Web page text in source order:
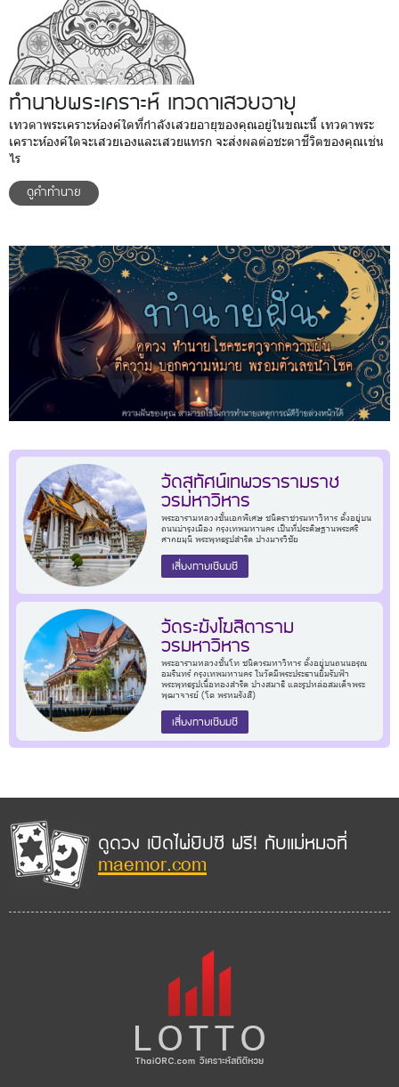
ทำนายพระเคราะห์ เทวดาเสวยอายุ
เทวดาพระเคราะห์องค์ใดที่กำลังเสวยอายุของคุณอยู่ในขณะนี้ เทวดาพระ
เคราะห์องค์ใดจะเสวยเองและเสวยแทรก จะส่งผลต่อชะตาชีวิตของคุณเช่น
ไร
ดูคำทำนาย
วัดสุทัศน์เทพวรารามราช
วรมหาวิหาร
พระอารามหลวงชั้นเอกพิเศษ ชนิดราชวรมหาวิหาร ตั้งอยู่บน
ถนนบำรุงเมือง กรุงเทพมหานคร เป็นที่ประดิษฐานพระศรี
ศากยมุนี พระพุทธรูปสำริด ปางมารวิชัย
เสี่ยงทายเซียมซี
วัดระฆังโฆสิตาราม
วรมหาวิหาร
พระอารามหลวงชั้นโท ชนิดวรมหาวิหาร ตั้งอยู่บนถนนอรุณ
อมรินทร์ กรุงเทพมหานคร ในวัดมีพระประธานยิ้มรับฟ้า
พระพุทธรูปเนื้อทองสำริด ปางสมาธิ และรูปหล่อสมเด็จพระ
พุฒาจารย์ (โต พรหมรังสี)
เสี่ยงทายเซียมซี
ดูดวง เปิดไพ่ยิปซี ฟรี! กับแม่หมอที่
maemor.com